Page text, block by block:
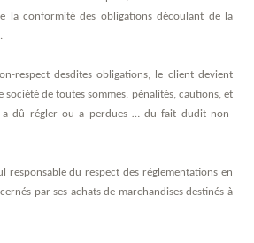
la conformité des obligations découlant de la
desdites obligations, le client devient
société de toutes sommes, pénalités, cautions, et
a dû régler ou a perdues … du fait dudit non-
du respect des réglementations en
par ses achats de marchandises destinés à